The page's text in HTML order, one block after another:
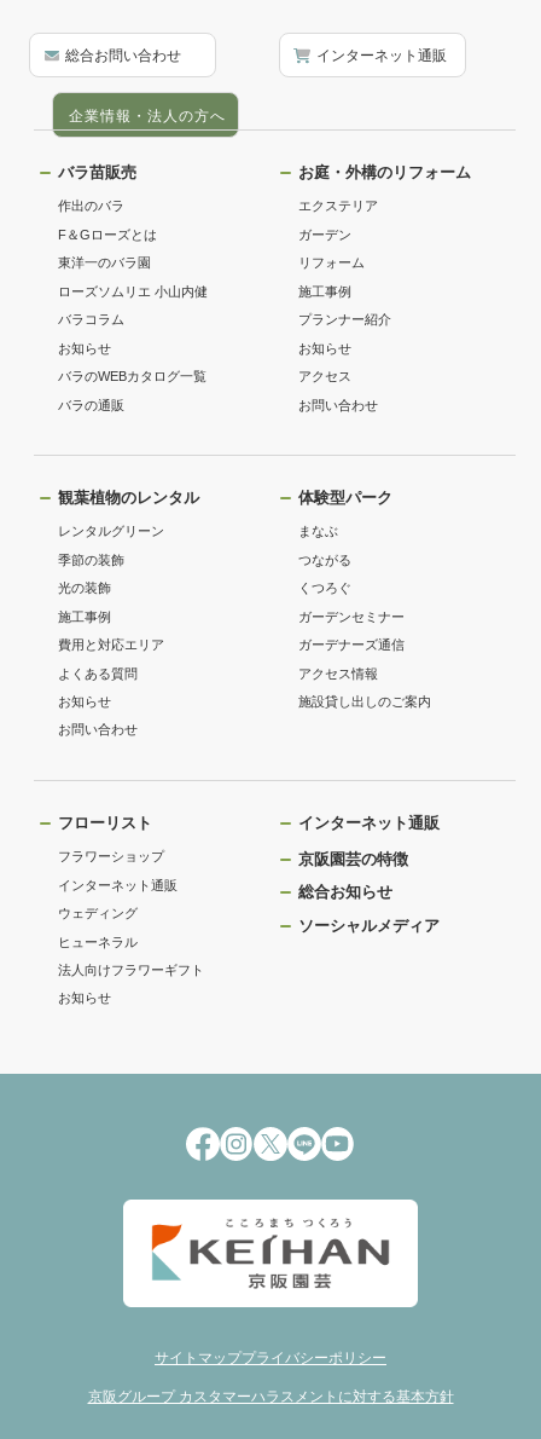
総合お問い合わせ インターネット通販
企業情報・法人の方へ
バラ苗販売
作出のバラ
F＆Gローズとは
東洋一のバラ園
ローズソムリエ 小山内健
バラコラム
お知らせ
バラのWEBカタログ一覧
バラの通販
お庭・外構のリフォーム
エクステリア
ガーデン
リフォーム
施工事例
プランナー紹介
お知らせ
アクセス
お問い合わせ
観葉植物のレンタル
レンタルグリーン
季節の装飾
光の装飾
施工事例
費用と対応エリア
よくある質問
お知らせ
お問い合わせ
体験型パーク
まなぶ
つながる
くつろぐ
ガーデンセミナー
ガーデナーズ通信
アクセス情報
施設貸し出しのご案内
フローリスト
フラワーショップ
インターネット通販
ウェディング
ヒューネラル
法人向けフラワーギフト
お知らせ
インターネット通販
京阪園芸の特徴
総合お知らせ
ソーシャルメディア
サイトマッププライバシーポリシー
京阪グループ カスタマーハラスメントに対する基本方針